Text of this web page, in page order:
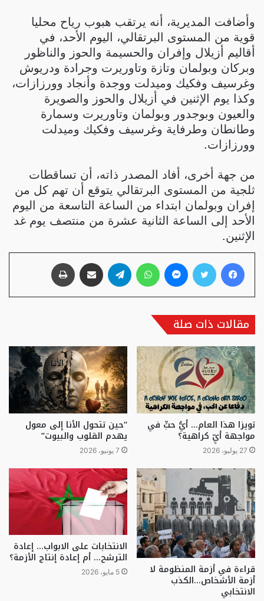
وأضافت المديرية، أنه يرتقب هبوب رياح محليا
قوية من المستوى البرتقالي، اليوم الأحد، في
أقاليم أزيلال وإفران والحسيمة والحوز والناظور
وبركان وبولمان وتازة وتاوريرت وجرادة ودريوش
وغرسيف وفكيك وميدلت ووجدة وأنجاد وورزازات،
وكذا يوم الإثنين في أزيلال والحوز والصويرة
والعيون وبوجدور وبولمان وتاوريرت وسمارة
وطانطان وطرفاية وغرسيف وفكيك وميدلت
وورزازات.
من جهة أخرى، أفاد المصدر ذاته، أن تساقطات
ثلجية من المستوى البرتقالي يتوقع أن تهم كل من
إفران وبولمان ابتداء من الساعة التاسعة من اليوم
الأحد إلى الساعة الثانية عشرة من منتصف يوم غد
الإثنين.
فيسبوك تويتر ماسنجر واتساب تيلقرام مشاركة عبر البريد
مقالات ذات صلة
تويزا هذا العام… أيُّ حبٍّ في
مواجهة أيِّ كراهية؟
27 يوليو، 2026
“حين تتحول الأنا إلى معول
يهدم القلوب والبيوت”
7 يونيو، 2026
قراءة في أزمة المنظومة لا
أزمة الأشخاص…الكذب
الانتخابي
الانتخابات على الابواب… إعادة
الترشح… أم إعادة إنتاج الأزمة؟
5 مايو، 2026